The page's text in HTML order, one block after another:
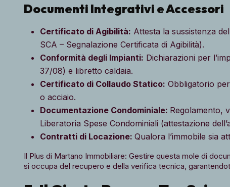
Documenti Integrativi e Accessori
Certificato di Agibilità: Attesta la sussistenza
SCA – Segnalazione Certificata di Agibilità).
Conformità degli Impianti: Dichiarazioni per
37/08) e libretto caldaia.
Certificato di Collaudo Statico: Obbligatorio
o acciaio.
Documentazione Condominiale: Regolamento,
Liberatoria Spese Condominiali (attestazione
Contratti di Locazione: Qualora l’immobile sia
Il Plus di Martano Immobiliare: Gestire questa mole di
si occupa del recupero e della verifica tecnica,